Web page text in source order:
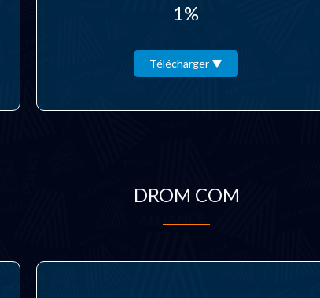
1%
Télécharger
DROM COM